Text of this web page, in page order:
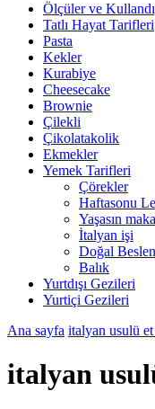
Ölçüler ve
Tatlı Hayat Tarifleri
Pasta
Kekler
Kurabiye
Cheesecake
Brownie
Çilekli
Çikolatakolik
Ekmekler
Yemek Tarifleri
Çörekler
Haftasonu
Yaşasın
İtalyan işi
Doğal
Balık
Yurtdışı Gezileri
Yurtiçi Gezileri
Ana sayfa italyan usulü
italyan